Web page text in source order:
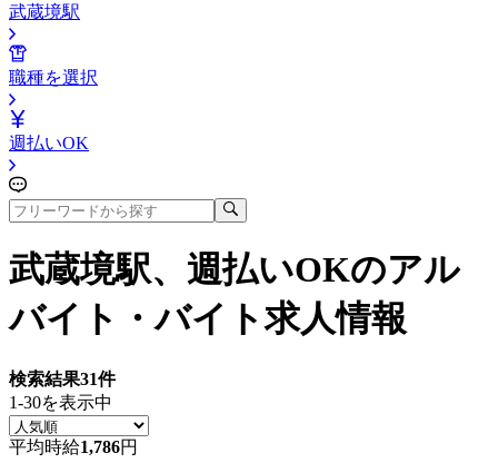
武蔵境駅
職種を選択
週払いOK
武蔵境駅、週払いOKのアル
バイト・バイト求人情報
検索結果31件
1-30を表示中
平均時給1,786円